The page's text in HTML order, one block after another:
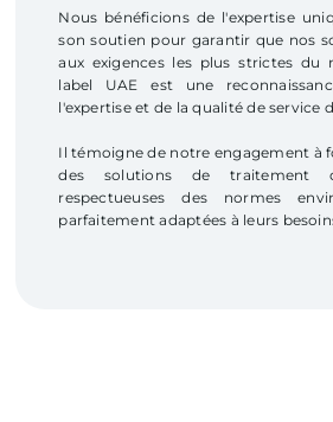
Nous bénéficions de l'expertise
son soutien pour garantir que nos
aux exigences les plus strictes du
label UAE est une
l'expertise et de la qualité de service
Il témoigne de notre engagement à
des solutions de traitement
respectueuses des normes
parfaitement adaptées à leurs